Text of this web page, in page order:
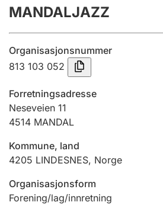
Årsrekneskap
Innsending og forseinkingsgebyr
Tinglysing
Jeger
Ektepaktrettleiaren
MANDALJAZZ
Organisasjonsnummer
813 103 052
Forretningsadresse
Neseveien 11
4514 MANDAL
Kommune, land
4205 LINDESNES, Norge
Organisasjonsform
Forening/lag/innretning